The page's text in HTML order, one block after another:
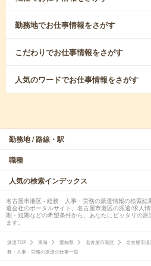
勤務地でお仕事情報をさがす
こだわりでお仕事情報をさがす
人気のワードでお仕事情報をさがす
勤務地 / 路線・駅
職種
人気の検索インデックス
名古屋市港区 - 総務・人事・労務の派遣情報の検索
遣会社のポータルサイト。名古屋市港区の派遣/求人
期・短期などの希望条件から、あなたにピッタリの
ます。
派遣TOP 東海 愛知県 名古屋市港区 名古屋市
務・人事・労務の派遣の仕事一覧